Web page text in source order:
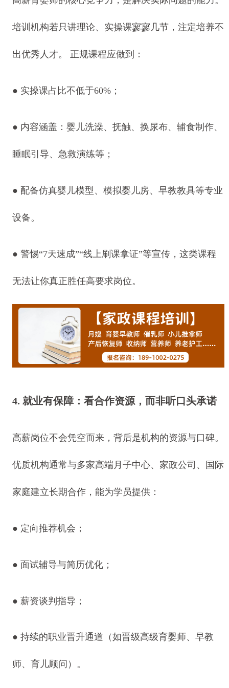
培训机构若只讲理论、实操课寥寥几节，注定培养不
出优秀人才。 正规课程应做到：
● 实操课占比不低于60%；
● 内容涵盖：婴儿洗澡、抚触、换尿布、辅食制作、
睡眠引导、急救演练等；
● 配备仿真婴儿模型、模拟婴儿房、早教教具等专业
设备。
● 警惕“7天速成”“线上刷课拿证”等宣传，这类课程
无法让你真正胜任高要求岗位。
4. 就业有保障：看合作资源，而非听口头承诺
高薪岗位不会凭空而来，背后是机构的资源与口碑。
优质机构通常与多家高端月子中心、家政公司、国际
家庭建立长期合作，能为学员提供：
● 定向推荐机会；
● 面试辅导与简历优化；
● 薪资谈判指导；
● 持续的职业晋升通道（如晋级高级育婴师、早教
师、育儿顾问）。